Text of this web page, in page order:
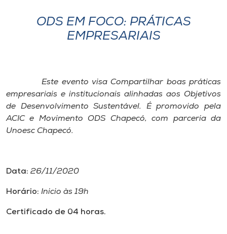
Editora
Rádio
Unoesc
ODS EM FOCO: PRÁTICAS
EMPRESARIAIS
Este evento visa Compartilhar boas práticas
empresariais e institucionais alinhadas aos Objetivos
de Desenvolvimento Sustentável. É promovido pela
ACIC e Movimento ODS Chapecó, com parceria da
Unoesc Chapecó.
Data: 26/11/2020
Horário: Inicio às 19h
Certificado de 04 horas.